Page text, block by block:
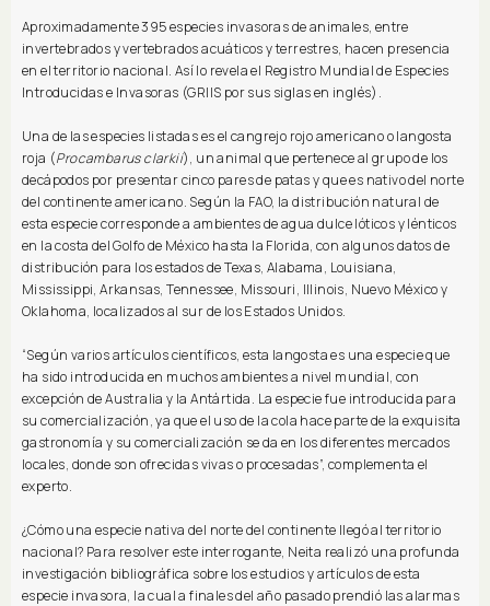
Aproximadamente 395 especies invasoras de animales, entre
invertebrados y vertebrados acuáticos y terrestres, hacen presencia
en el territorio nacional. Así lo revela el Registro Mundial de Especies
Introducidas e Invasoras (GRIIS por sus siglas en inglés).
Una de las especies listadas es el cangrejo rojo americano o langosta
roja (Procambarus clarkii), un animal que pertenece al grupo de los
decápodos por presentar cinco pares de patas y que es nativo del norte
del continente americano. Según la FAO, la distribución natural de
esta especie corresponde a ambientes de agua dulce lóticos y lénticos
en la costa del Golfo de México hasta la Florida, con algunos datos de
distribución para los estados de Texas, Alabama, Louisiana,
Mississippi, Arkansas, Tennessee, Missouri, Illinois, Nuevo México y
Oklahoma, localizados al sur de los Estados Unidos.
“Según varios artículos científicos, esta langosta es una especie que
ha sido introducida en muchos ambientes a nivel mundial, con
excepción de Australia y la Antártida. La especie fue introducida para
su comercialización, ya que el uso de la cola hace parte de la exquisita
gastronomía y su comercialización se da en los diferentes mercados
locales, donde son ofrecidas vivas o procesadas”, complementa el
experto.
¿Cómo una especie nativa del norte del continente llegó al territorio
nacional? Para resolver este interrogante, Neita realizó una profunda
investigación bibliográfica sobre los estudios y artículos de esta
especie invasora, la cual a finales del año pasado prendió las alarmas